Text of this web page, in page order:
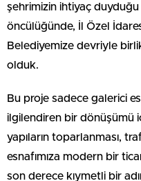
şehrimizin ihtiyaç duyduğu
öncülüğünde, İl Özel
Belediyemize devriyle
olduk.
Bu proje sadece galerici
ilgilendiren bir dönüşümü
yapıların toparlanması,
esnafımıza modern bir
son derece kıymetli bir